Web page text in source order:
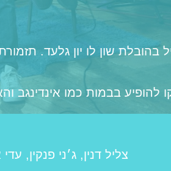
שון לו יון גלעד.
צליל דנין, ג׳ני פנקין,